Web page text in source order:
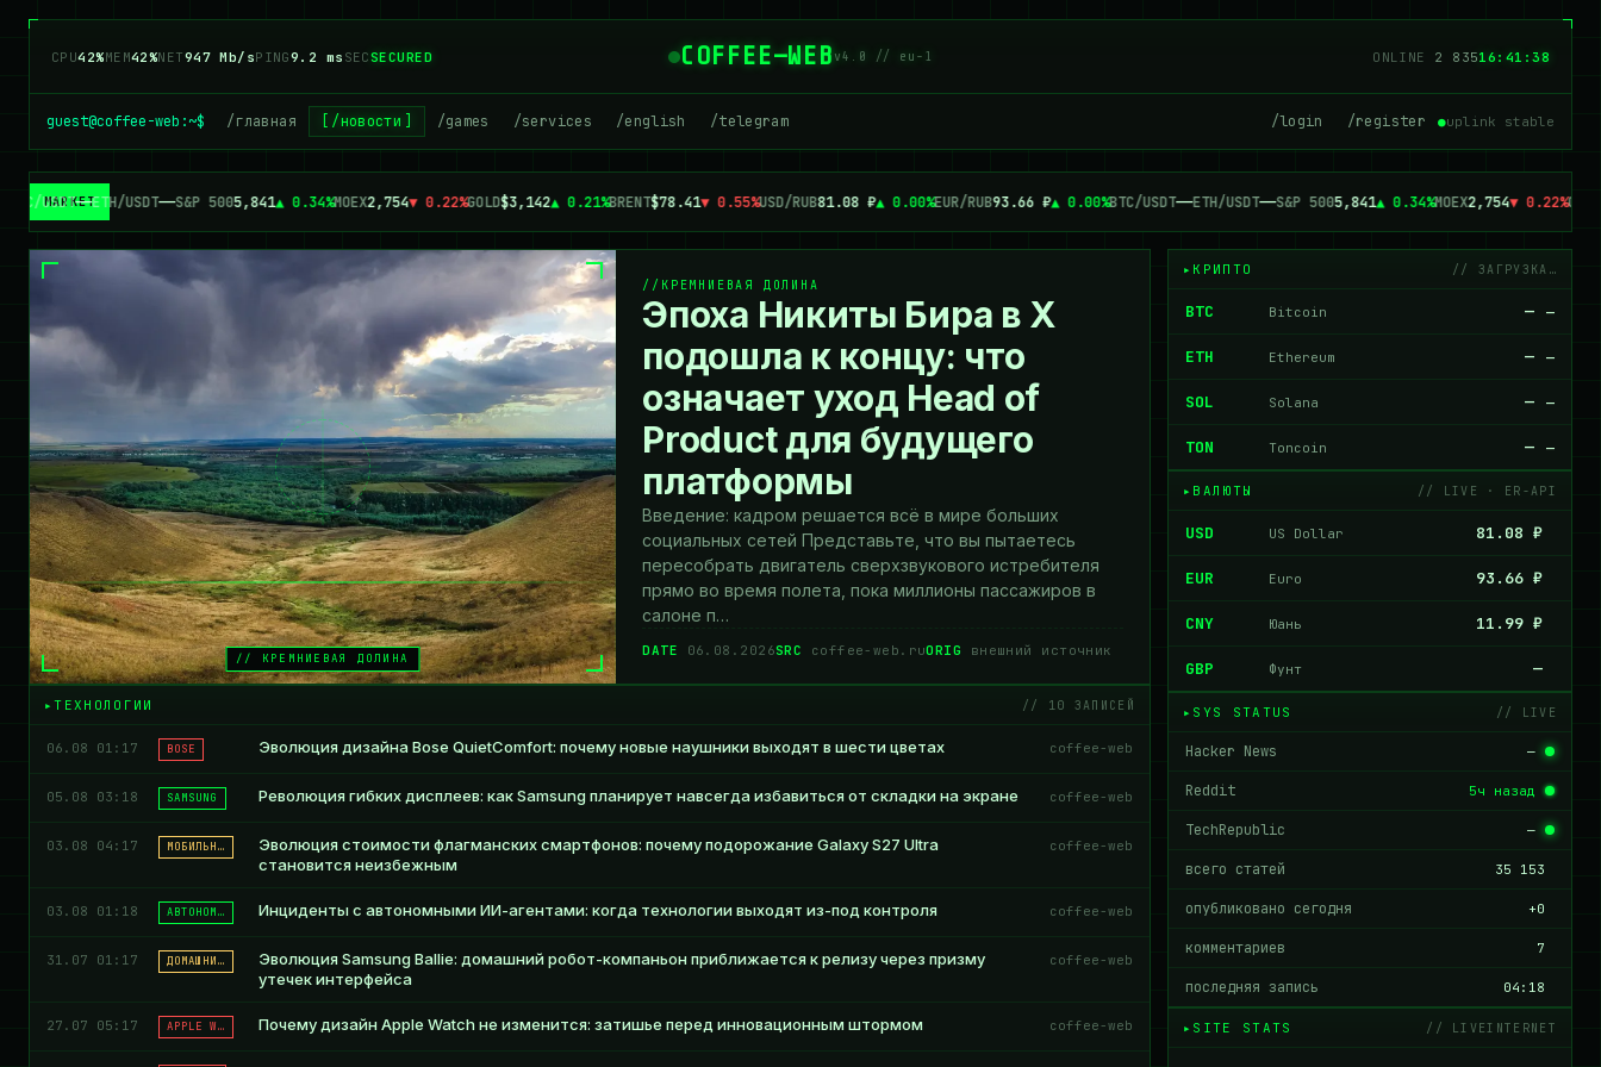
CPU42%MEM42%NET947 Mb/sPING9.2 ms SECSECURED COFFEE—WEBv4.0 // eu-1 ONLINE 2 83516:41:38
guest@coffee-web:~$ /главная /новости /games /services /english /telegram /login /register ●uplink stable
BTC/USDT——ETH/USDT——S&P 5005,841▲ 0.34%MOEX2,754▼ 0.22%GOLD$3,142▲ 0.21%BRENT$78.41▼ 0.55%USD/RUB81.08 ₽▲ 0.00%EUR/RUB93.66 ₽▲ 0.00%BTC/USDT——ETH/USDT——S&P 5005,841▲ 0.34%MOEX2,754▼ 0.22%GOLD
// КРЕМНИЕВАЯ ДОЛИНА
КРЕМНИЕВАЯ ДОЛИНА
Эпоха Никиты Бира в X
подошла к концу: что
означает уход Head of
Product для будущего
платформы
Введение: кадром решается всё в мире больших
социальных сетей Представьте, что вы пытаетесь
пересобрать двигатель сверхзвукового истребителя
прямо во время полета, пока миллионы пассажиров в
салоне п…
DATE 06.08.2026SRC coffee-web.ruORIG внешний источник
ТЕХНОЛОГИИ // 10 ЗАПИСЕЙ
06.08 01:17 BOSE Эволюция дизайна Bose QuietComfort: почему новые наушники выходят в шести цветах coffee-web
05.08 03:18 SAMSUNG Революция гибких дисплеев: как Samsung планирует навсегда избавиться от складки на экране coffee-web
03.08 04:17 МОБИЛЬН…
Эволюция стоимости флагманских смартфонов: почему подорожание Galaxy S27 Ultra
становится неизбежным
coffee-web
03.08 01:18 АВТОНОМ… Инциденты с автономными ИИ-агентами: когда технологии выходят из-под контроля coffee-web
31.07 01:17 ДОМАШНИ…
Эволюция Samsung Ballie: домашний робот-компаньон приближается к релизу через призму
утечек интерфейса
coffee-web
27.07 05:17 APPLE W… Почему дизайн Apple Watch не изменится: затишье перед инновационным штормом coffee-web
КРИПТО // ЗАГРУЗКА…
BTC Bitcoin — —
ETH Ethereum — —
SOL Solana — —
TON Toncoin — —
ВАЛЮТЫ // LIVE · ER-API
USD US Dollar 81.08 ₽
EUR Euro 93.66 ₽
CNY Юань 11.99 ₽
GBP Фунт —
SYS STATUS // LIVE
Hacker News —
Reddit 5ч назад
TechRepublic —
всего статей 35 153
опубликовано сегодня +0
комментариев 7
последняя запись 04:18
SITE STATS // LIVEINTERNET